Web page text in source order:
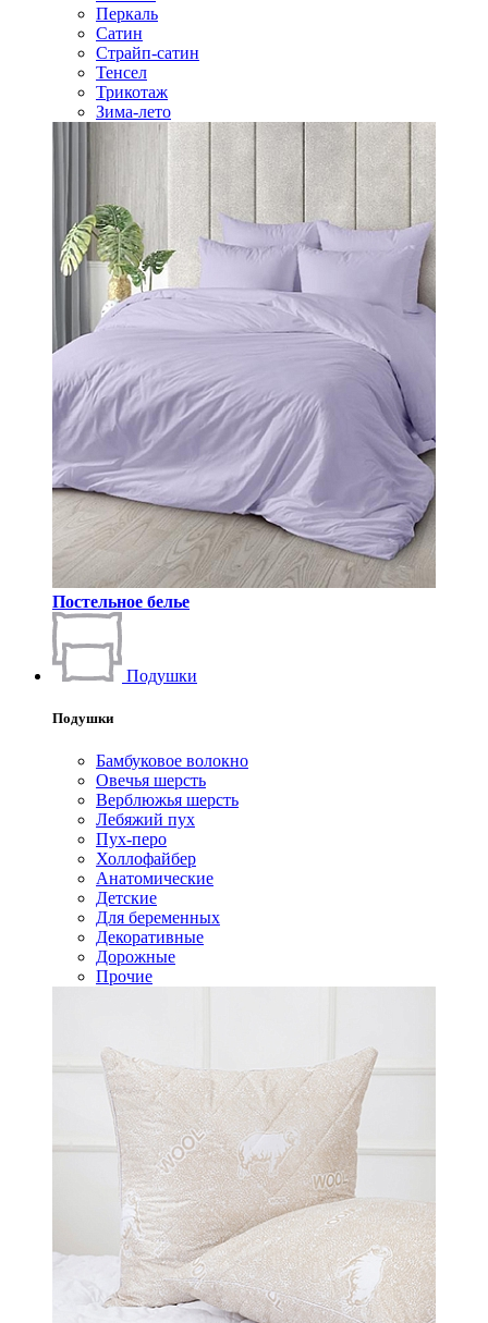
Перкаль
Сатин
Страйп-сатин
Тенсел
Трикотаж
Зима-лето
Постельное белье
Подушки
Подушки
Бамбуковое волокно
Овечья шерсть
Верблюжья шерсть
Лебяжий пух
Пух-перо
Холлофайбер
Анатомические
Детские
Для беременных
Декоративные
Дорожные
Прочие